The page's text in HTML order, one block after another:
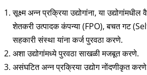
सूक्ष्म अन्न प्रक्रिया उद्योगांना, या उद्योगांमधील
शेतकरी उत्पादक कंपन्या (FPO), बचत गट
सहकारी संस्था यांना कर्ज पुरवठा करणे.
अशा उद्योगांमध्ये पुरवठा साखळी मजबूत करणे.
असंघटित अन्न प्रक्रिया उद्योग नोंदणीकृत